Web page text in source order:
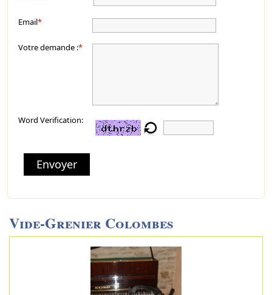
Email*
Votre demande :*
Word Verification:
Envoyer
Vide-Grenier Colombes